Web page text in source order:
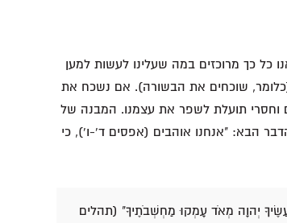
כל כך מרוכזים במה שעלינו לעשות למען
שוכחים את הבשורה). אם נשכח את
וחסרי תועלת לשפר את עצמנו. המבנה של
הבא: "אנחנו אוהבים (אפסים ד'-ו'), כי
יְהוָה מְאֹד עָמְקוּ מַחְשְׁבֹתֶיךָ" (תהלים